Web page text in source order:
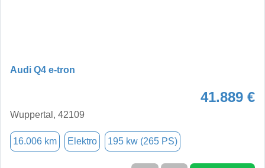
Audi Q4 e-tron
41.889 €
Wuppertal, 42109
16.006 km Elektro 195 kw (265 PS)